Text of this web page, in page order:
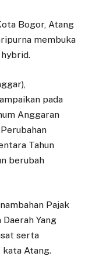
Bogor, Atang
membuka
pada
Anggaran
Tahun
berubah
Pajak
Yang
serta
kata Atang.